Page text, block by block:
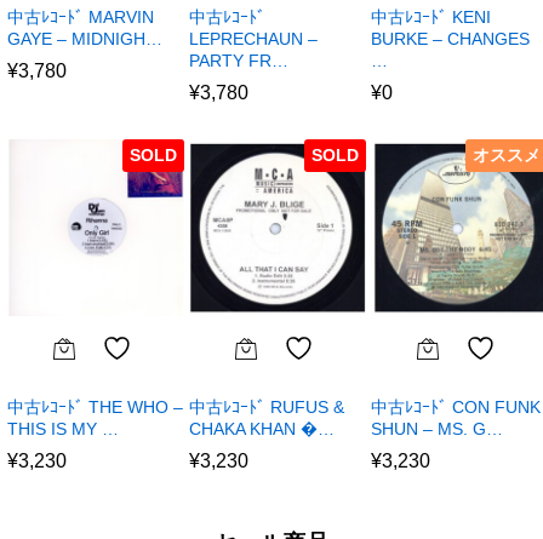
中古ﾚｺｰﾄﾞ MARVIN
GAYE – MIDNIGH…
¥3,780
中古ﾚｺｰﾄﾞ
LEPRECHAUN –
PARTY FR…
¥3,780
中古ﾚｺｰﾄﾞ KENI
BURKE – CHANGES
¥0
SOLD
中古ﾚｺｰﾄﾞ THE WHO –
THIS IS MY …
¥3,230
SOLD
中古ﾚｺｰﾄﾞ RUFUS &
CHAKA KHAN �…
¥3,230
オススメ
中古ﾚｺｰﾄﾞ CON FUNK
SHUN – MS. G…
¥3,230